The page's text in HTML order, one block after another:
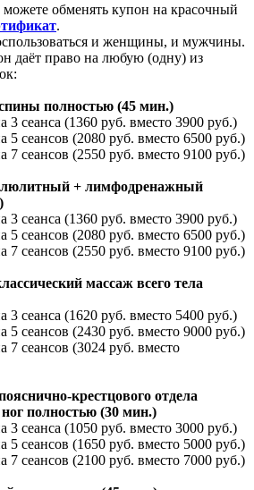
обменять купон на красочный
.
и женщины, и мужчины.
даёт право на любую (одну) из
полностью (45 мин.)
сеанса (1360 руб. вместо 3900 руб.)
сеансов (2080 руб. вместо 6500 руб.)
сеансов (2550 руб. вместо 9100 руб.)
+ лимфодренажный
сеанса (1360 руб. вместо 3900 руб.)
сеансов (2080 руб. вместо 6500 руб.)
сеансов (2550 руб. вместо 9100 руб.)
массаж всего тела
сеанса (1620 руб. вместо 5400 руб.)
сеансов (2430 руб. вместо 9000 руб.)
сеансов (3024 руб. вместо
крестцового отдела
полностью (30 мин.)
сеанса (1050 руб. вместо 3000 руб.)
сеансов (1650 руб. вместо 5000 руб.)
сеансов (2100 руб. вместо 7000 руб.)